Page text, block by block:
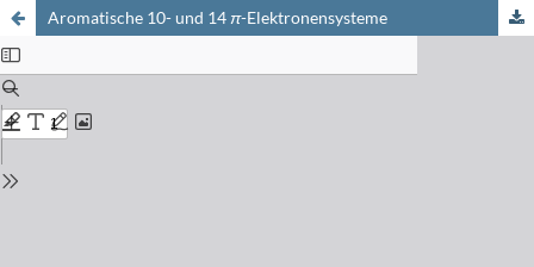
Aromatische 10- und 14 π-Elektronensysteme